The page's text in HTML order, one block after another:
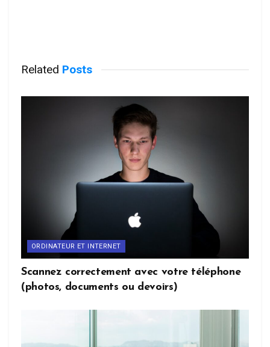
Related Posts
ORDINATEUR ET INTERNET
Scannez correctement avec votre téléphone
(photos, documents ou devoirs)